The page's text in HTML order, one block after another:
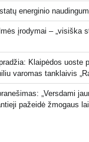
energinio
įrodymai – „visiška
Klaipėdos uoste
varomas tanklaivis
„Versdami
pažeidė žmogaus